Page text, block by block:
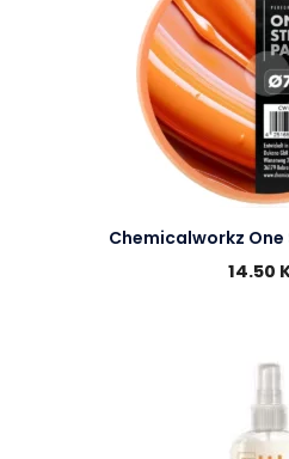
Chemicalworkz
14.50